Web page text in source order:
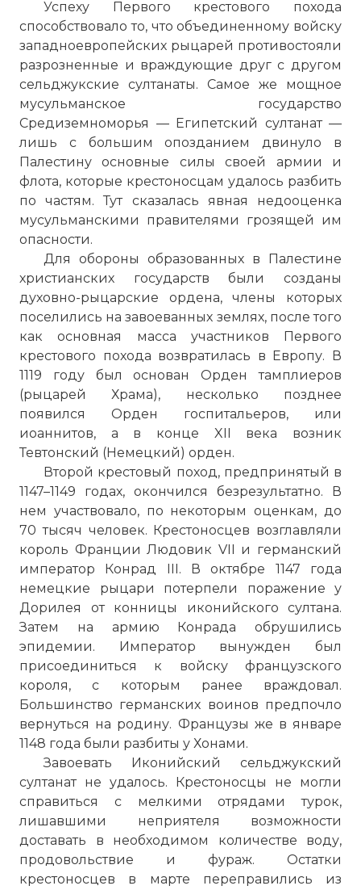
Успеху Первого крестового похода
способствовало то, что объединенному войску
западноевропейских рыцарей противостояли
разрозненные и враждующие друг с другом
сельджукские султанаты. Самое же мощное
мусульманское государство
Средиземноморья — Египетский султанат —
лишь с большим опозданием двинуло в
Палестину основные силы своей армии и
флота, которые крестоносцам удалось разбить
по частям. Тут сказалась явная недооценка
мусульманскими правителями грозящей им
опасности.
Для обороны образованных в Палестине
христианских государств были созданы
духовно-рыцарские ордена, члены которых
поселились на завоеванных землях, после того
как основная масса участников Первого
крестового похода возвратилась в Европу. В
1119 году был основан Орден тамплиеров
(рыцарей Храма), несколько позднее
появился Орден госпитальеров, или
иоаннитов, а в конце XII века возник
Тевтонский (Немецкий) орден.
Второй крестовый поход, предпринятый в
1147–1149 годах, окончился безрезультатно. В
нем участвовало, по некоторым оценкам, до
70 тысяч человек. Крестоносцев возглавляли
король Франции Людовик VII и германский
император Конрад III. В октябре 1147 года
немецкие рыцари потерпели поражение у
Дорилея от конницы иконийского султана.
Затем на армию Конрада обрушились
эпидемии. Император вынужден был
присоединиться к войску французского
короля, с которым ранее враждовал.
Большинство германских воинов предпочло
вернуться на родину. Французы же в январе
1148 года были разбиты у Хонами.
Завоевать Иконийский сельджукский
султанат не удалось. Крестоносцы не могли
справиться с мелкими отрядами турок,
лишавшими неприятеля возможности
доставать в необходимом количестве воду,
продовольствие и фураж. Остатки
крестоносцев в марте переправились из